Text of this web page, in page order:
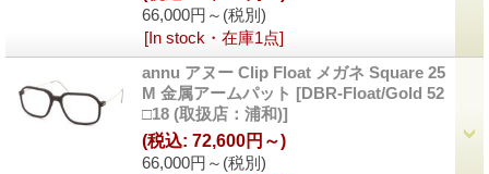
66,000円～ (税別)
[In stock・在庫1点]
annu アヌー Clip Float メガネ Square 25
M 金属アームパット [DBR-Float/Gold 52
□18 (取扱店：浦和)]
66,000円～ (税別)
(税込: 72,600円～)